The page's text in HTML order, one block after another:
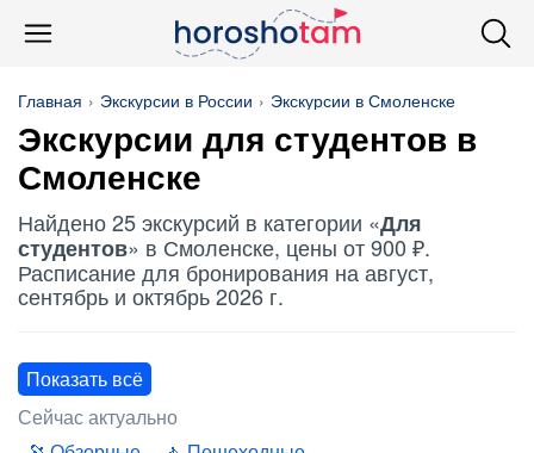
Главная Экскурсии в России Экскурсии в Смоленске
Экскурсии для студентов в
Смоленске
Найдено 25 экскурсий в категории «Для
студентов» в Смоленске, цены от 900 ₽.
Расписание для бронирования на август,
сентябрь и октябрь 2026 г.
Показать всё
Сейчас актуально